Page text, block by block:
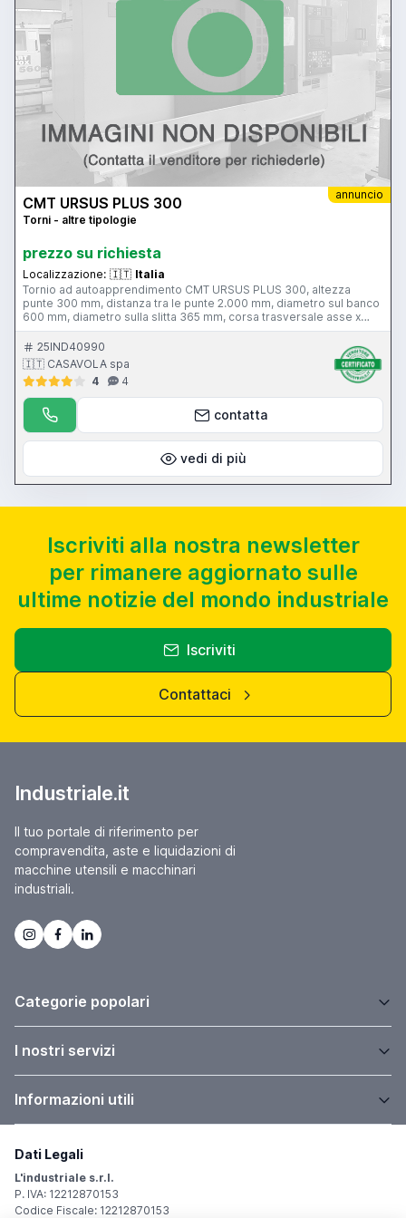
annuncio
CMT URSUS PLUS 300
Torni - altre tipologie
prezzo su richiesta
Localizzazione: 🇮🇹 Italia
Tornio ad autoapprendimento CMT URSUS PLUS 300, altezza
punte 300 mm, distanza tra le punte 2.000 mm, diametro sul banco
600 mm, diametro sulla slitta 365 mm, corsa trasversale asse x
240 mm, velocità mandrino 1° gamma 2.000 giri/min, velocità
mandrino 2° gamma 400 giri/min, avanzamenti rapidi 5.000
mm/min, passaggio barra 105 mm, torretta automatica Baruffaldi 4
posizioni, unità di governo ECS
25IND40990
🇮🇹 CASAVOLA spa
4
4
contatta
vedi di più
Iscriviti alla nostra newsletter
per rimanere aggiornato sulle
ultime notizie del mondo industriale
Iscriviti
Contattaci
Industriale.it
Il tuo portale di riferimento per
compravendita, aste e liquidazioni di
macchine utensili e macchinari
industriali.
Categorie popolari
I nostri servizi
Informazioni utili
Dati Legali
L'industriale s.r.l.
P. IVA: 12212870153
Codice Fiscale: 12212870153